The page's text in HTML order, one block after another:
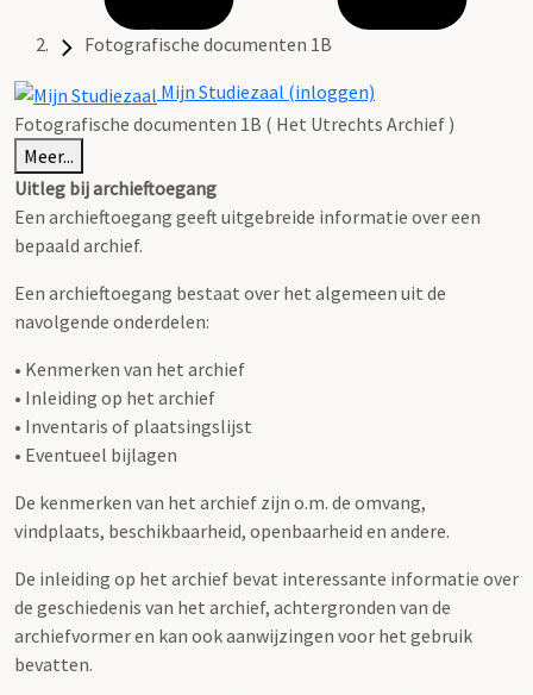
Fotografische documenten 1B
Mijn Studiezaal (inloggen)
Fotografische documenten 1B ( Het Utrechts Archief )
Meer...
Uitleg bij archieftoegang
Een archieftoegang geeft uitgebreide informatie over een
bepaald archief.
Een archieftoegang bestaat over het algemeen uit de
navolgende onderdelen:
• Kenmerken van het archief
• Inleiding op het archief
• Inventaris of plaatsingslijst
• Eventueel bijlagen
De kenmerken van het archief zijn o.m. de omvang,
vindplaats, beschikbaarheid, openbaarheid en andere.
De inleiding op het archief bevat interessante informatie over
de geschiedenis van het archief, achtergronden van de
archiefvormer en kan ook aanwijzingen voor het gebruik
bevatten.